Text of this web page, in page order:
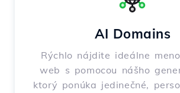
AI Domains
Rýchlo nájdite ideálne
web s pomocou nášho
ktorý ponúka jedinečné,